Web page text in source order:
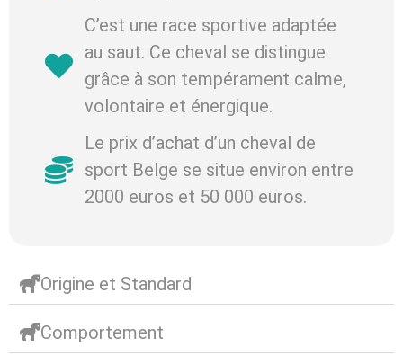
C’est une race sportive adaptée
au saut. Ce cheval se distingue
grâce à son tempérament calme,
volontaire et énergique.
Le prix d’achat d’un cheval de
sport Belge se situe environ entre
2000 euros et 50 000 euros.
Origine et Standard
Comportement